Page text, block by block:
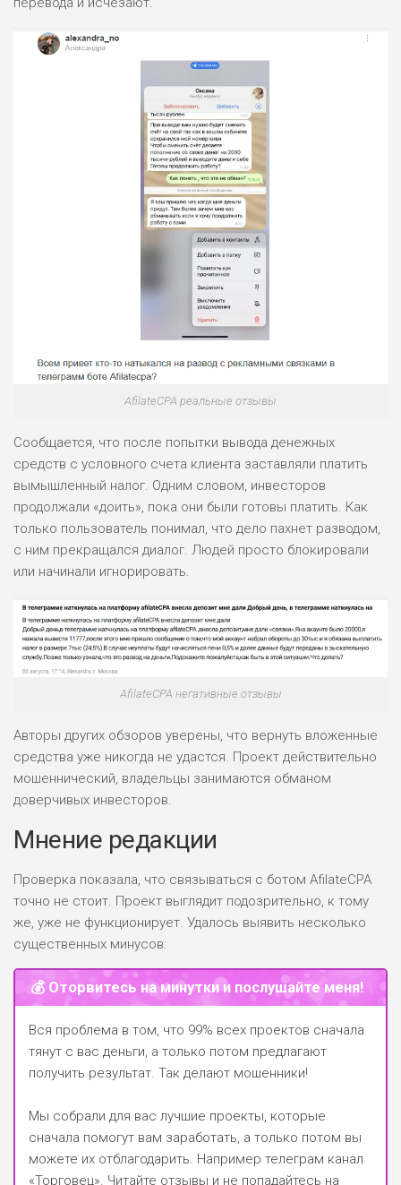
ОБЗОР
ЛЮБИТЕЛЯ
М СТАВОК
ДОХОД: ВЫСОКИЙ
ОБЗОР
ПОДОЙДЕТ
ВСЕМ
БЮДЖЕТ: НИЗКИЙ
ОБЗОР
ВСЕМ
РИСКИ: НИЗКИЕ
ДОХОД: СРЕДНИЙ
БЮДЖЕТ: НИЗКИЙ
ОБЗОР
AfilateCPA реальные отзывы
Сообщается, что после попытки вывода денежных
средств с условного счета клиента заставляли платить
вымышленный налог. Одним словом, инвесторов
продолжали «доить», пока они были готовы платить. Как
только пользователь понимал, что дело пахнет разводом,
с ним прекращался диалог. Людей просто блокировали
или начинали игнорировать.
AfilateCPA негативные отзывы
Авторы других обзоров уверены, что вернуть вложенные
средства уже никогда не удастся. Проект действительно
мошеннический, владельцы занимаются обманом
доверчивых инвесторов.
Мнение редакции
Проверка показала, что связываться с ботом AfilateCPA
точно не стоит. Проект выглядит подозрительно, к тому
же, уже не функционирует. Удалось выявить несколько
существенных минусов:
💰 Оторвитесь на минутки и послушайте меня!
Вся проблема в том, что 99% всех проектов сначала
тянут с вас деньги, а только потом предлагают
получить результат. Так делают мошенники!
Мы собрали для вас лучшие проекты, которые
сначала помогут вам заработать, а только потом вы
можете их отблагодарить. Например телеграм канал
«Торговец». Читайте отзывы и не попадайтесь на